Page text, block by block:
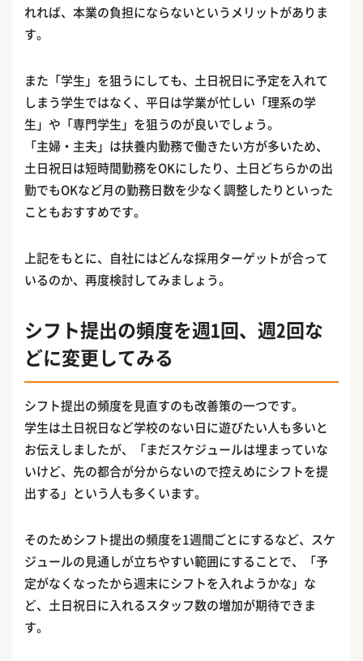
れれば、本業の負担にならないというメリットがありま
す。
また「学生」を狙うにしても、土日祝日に予定を入れて
しまう学生ではなく、平日は学業が忙しい「理系の学
生」や「専門学生」を狙うのが良いでしょう。
「主婦・主夫」は扶養内勤務で働きたい方が多いため、
土日祝日は短時間勤務をOKにしたり、土日どちらかの出
勤でもOKなど月の勤務日数を少なく調整したりといった
こともおすすめです。
上記をもとに、自社にはどんな採用ターゲットが合って
いるのか、再度検討してみましょう。
シフト提出の頻度を週1回、週2回な
どに変更してみる
シフト提出の頻度を見直すのも改善策の一つです。
学生は土日祝日など学校のない日に遊びたい人も多いと
お伝えしましたが、「まだスケジュールは埋まっていな
いけど、先の都合が分からないので控えめにシフトを提
出する」という人も多くいます。
そのためシフト提出の頻度を1週間ごとにするなど、スケ
ジュールの見通しが立ちやすい範囲にすることで、「予
定がなくなったから週末にシフトを入れようかな」な
ど、土日祝日に入れるスタッフ数の増加が期待できま
す。